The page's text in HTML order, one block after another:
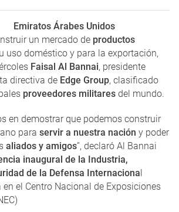
Emiratos Árabes Unidos
un mercado de productos
uso doméstico y para la exportación,
Faisal Al Bannai, presidente
directiva de Edge Group, clasificado
proveedores militares del mundo.
en demostrar que podemos construir
para servir a nuestra nación y poder
aliados y amigos”, declaró Al Bannai
inaugural de la Industria,
de la Defensa Internacional
en el Centro Nacional de Exposiciones